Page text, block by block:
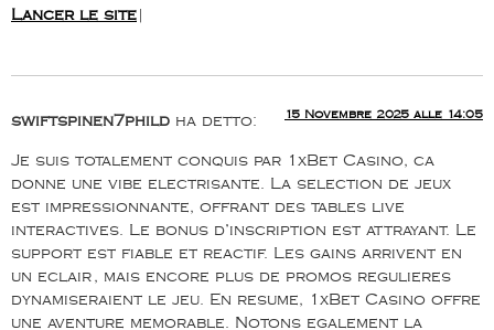
Lancer le site
swiftspinen7phild ha detto: 15 Novembre 2025 alle 14:05
Je suis totalement conquis par 1xBet Casino, ca
donne une vibe electrisante. La selection de jeux
est impressionnante, offrant des tables live
interactives. Le bonus d’inscription est attrayant. Le
support est fiable et reactif. Les gains arrivent en
un eclair, mais encore plus de promos regulieres
dynamiseraient le jeu. En resume, 1xBet Casino offre
une aventure memorable. Notons egalement la